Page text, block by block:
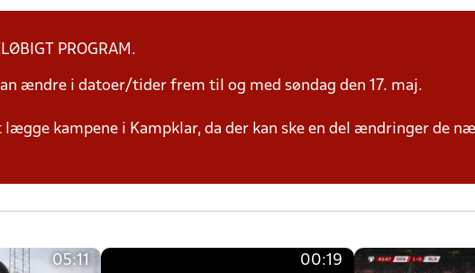
PROGRAM.
ændre i datoer/tider frem til og med søndag den 17. maj.
kampene i Kampklar, da der kan ske en del ændringer de
05:11 00:19